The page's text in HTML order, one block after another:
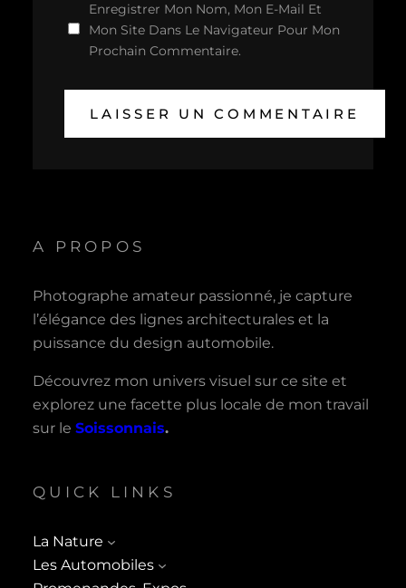
Enregistrer Mon Nom, Mon E-Mail Et
Mon Site Dans Le Navigateur Pour Mon
Prochain Commentaire.
A PROPOS
Photographe amateur passionné, je capture
l’élégance des lignes architecturales et la
puissance du design automobile.
Découvrez mon univers visuel sur ce site et
explorez une facette plus locale de mon travail
sur le Soissonnais.
QUICK LINKS
La Nature
Les Automobiles